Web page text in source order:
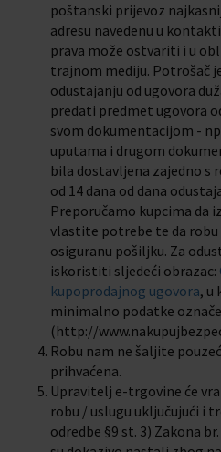
poštanski prijevoz
adresu navedenu u
prava može ostvariti i u
trajnom mediju. Potrošač
odustajanju od ugovora
predati predmet ugovora
svom dokumentacijom -
uputama i drugom
bila dostavljena zajedno s
od 14 dana od dana
Preporučamo kupcima da
vlastite potrebe te da
osiguranu pošiljku. Za
iskoristiti sljedeći obrazac:
kupoprodajnog ugovora, u
minimalno podatke
(http://
Robu nam ne šaljite
prihvaćena.
Upravitelj e-trgovine će
robu / uslugu uključujući i
odredbe §9 st. 3) Zakona